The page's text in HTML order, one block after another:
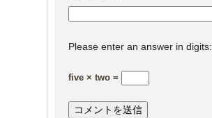
Please enter an answer in digits:
five × two =